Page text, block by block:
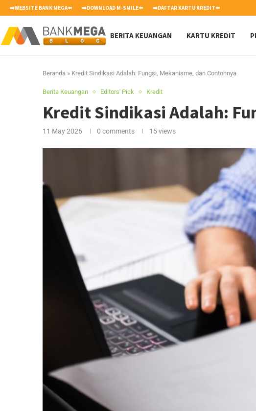
➡️WEBSITE BANK MEGA⬅️ ➡️DOWNLOAD M-SMILE⬅️ ➡️DAFTAR KARTU KREDIT⬅️
BERITA KEUANGAN KARTU KREDIT
Beranda » Kredit Sindikasi Adalah: Fungsi, Mekanisme, dan Contohnya
Berita Keuangan Editors' Pick Kredit
Kredit Sindikasi Adalah:
11 May 2026 0 comments 15views